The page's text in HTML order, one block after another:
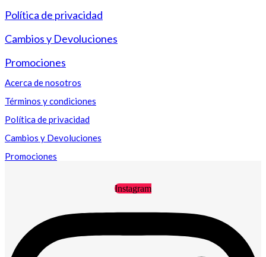
Política de privacidad
Cambios y Devoluciones
Promociones
Acerca de nosotros
Términos y condiciones
Política de privacidad
Cambios y Devoluciones
Promociones
Instagram